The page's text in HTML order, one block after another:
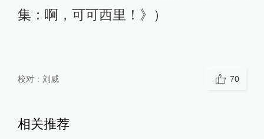
集：啊，可可西里！》）
校对： 刘威 70
相关推荐